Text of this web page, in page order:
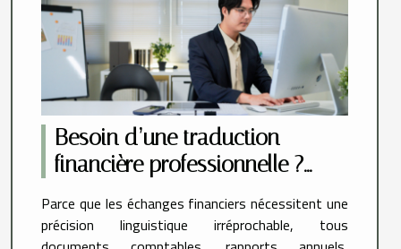
Besoin d’une traduction
financière professionnelle ?
Contactez Sinaï Trad !
Parce que les échanges financiers nécessitent une
précision linguistique irréprochable, tous